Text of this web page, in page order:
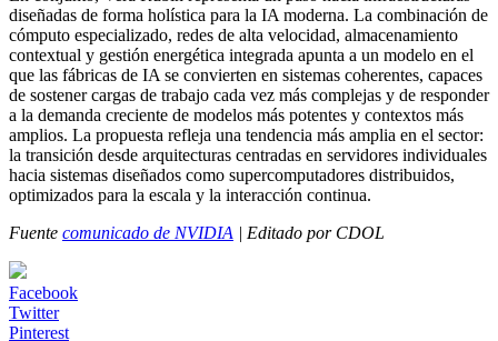
diseñadas de forma holística para la IA moderna. La combinación de
cómputo especializado, redes de alta velocidad, almacenamiento
contextual y gestión energética integrada apunta a un modelo en el
que las fábricas de IA se convierten en sistemas coherentes, capaces
de sostener cargas de trabajo cada vez más complejas y de responder
a la demanda creciente de modelos más potentes y contextos más
amplios. La propuesta refleja una tendencia más amplia en el sector:
la transición desde arquitecturas centradas en servidores individuales
hacia sistemas diseñados como supercomputadores distribuidos,
optimizados para la escala y la interacción continua.
Fuente comunicado de NVIDIA | Editado por CDOL
Facebook
Twitter
Pinterest